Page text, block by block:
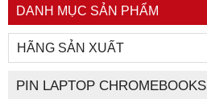
DANH MỤC SẢN PHẨM
HÃNG SẢN XUẤT
PIN LAPTOP CHROMEBOOKS